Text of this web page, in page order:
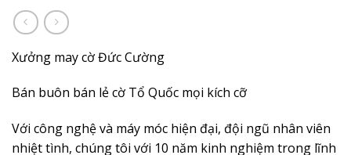
Xưởng may cờ Đức Cường
Bán buôn bán lẻ cờ Tổ Quốc mọi kích cỡ
Với công nghệ và máy móc hiện đại, đội ngũ nhân viên
nhiệt tình, chúng tôi với 10 năm kinh nghiệm trong lĩnh